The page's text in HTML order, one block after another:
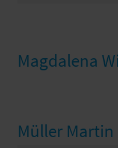
Magdalena
Müller Martin